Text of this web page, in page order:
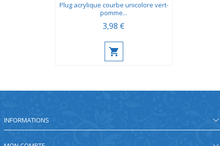
Plug acrylique courbe unicolore vert-
pomme...
3,98 €
INFORMATIONS